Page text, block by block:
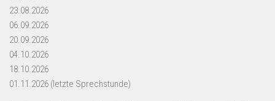
23.08.2026
06.09.2026
20.09.2026
04.10.2026
18.10.2026
01.11.2026 (letzte Sprechstunde)